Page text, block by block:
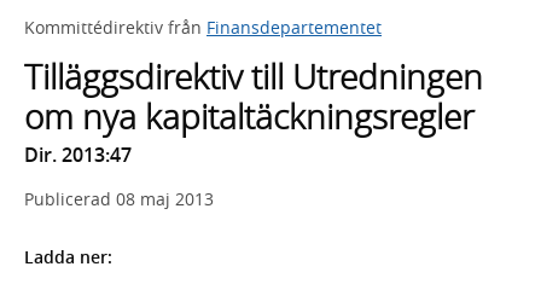
framträder
lista
med
sökförslag
Kommittédirektiv från Finansdepartementet
Tilläggsdirektiv till Utredningen
om nya kapitaltäckningsregler
Dir. 2013:47
Publicerad 08 maj 2013
Ladda ner: